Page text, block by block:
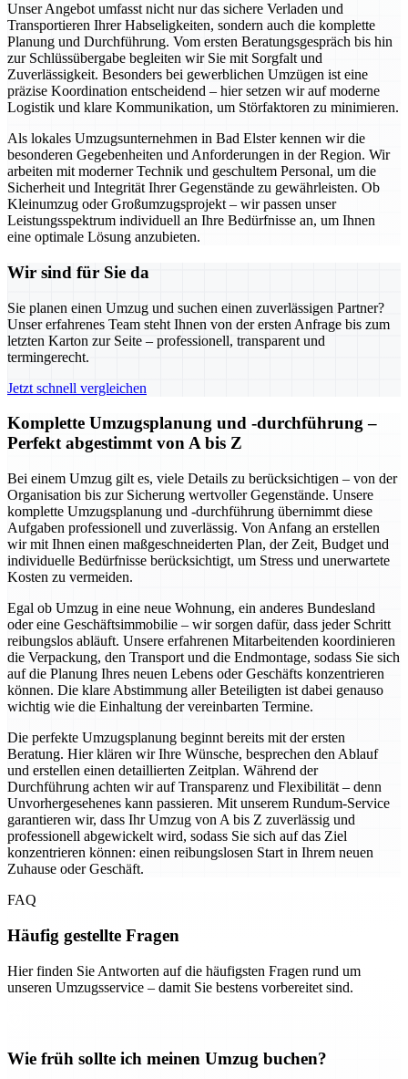
Unser Angebot umfasst nicht nur das sichere Verladen und
Transportieren Ihrer Habseligkeiten, sondern auch die komplette
Planung und Durchführung. Vom ersten Beratungsgespräch bis hin
zur Schlüssübergabe begleiten wir Sie mit Sorgfalt und
Zuverlässigkeit. Besonders bei gewerblichen Umzügen ist eine
präzise Koordination entscheidend – hier setzen wir auf moderne
Logistik und klare Kommunikation, um Störfaktoren zu minimieren.
Als lokales Umzugsunternehmen in Bad Elster kennen wir die
besonderen Gegebenheiten und Anforderungen in der Region. Wir
arbeiten mit moderner Technik und geschultem Personal, um die
Sicherheit und Integrität Ihrer Gegenstände zu gewährleisten. Ob
Kleinumzug oder Großumzugsprojekt – wir passen unser
Leistungsspektrum individuell an Ihre Bedürfnisse an, um Ihnen
eine optimale Lösung anzubieten.
Wir sind für Sie da
Sie planen einen Umzug und suchen einen zuverlässigen Partner?
Unser erfahrenes Team steht Ihnen von der ersten Anfrage bis zum
letzten Karton zur Seite – professionell, transparent und
termingerecht.
Jetzt schnell vergleichen
Komplette Umzugsplanung und -durchführung –
Perfekt abgestimmt von A bis Z
Bei einem Umzug gilt es, viele Details zu berücksichtigen – von der
Organisation bis zur Sicherung wertvoller Gegenstände. Unsere
komplette Umzugsplanung und -durchführung übernimmt diese
Aufgaben professionell und zuverlässig. Von Anfang an erstellen
wir mit Ihnen einen maßgeschneiderten Plan, der Zeit, Budget und
individuelle Bedürfnisse berücksichtigt, um Stress und unerwartete
Kosten zu vermeiden.
Egal ob Umzug in eine neue Wohnung, ein anderes Bundesland
oder eine Geschäftsimmobilie – wir sorgen dafür, dass jeder Schritt
reibungslos abläuft. Unsere erfahrenen Mitarbeitenden koordinieren
die Verpackung, den Transport und die Endmontage, sodass Sie sich
auf die Planung Ihres neuen Lebens oder Geschäfts konzentrieren
können. Die klare Abstimmung aller Beteiligten ist dabei genauso
wichtig wie die Einhaltung der vereinbarten Termine.
Die perfekte Umzugsplanung beginnt bereits mit der ersten
Beratung. Hier klären wir Ihre Wünsche, besprechen den Ablauf
und erstellen einen detaillierten Zeitplan. Während der
Durchführung achten wir auf Transparenz und Flexibilität – denn
Unvorhergesehenes kann passieren. Mit unserem Rundum-Service
garantieren wir, dass Ihr Umzug von A bis Z zuverlässig und
professionell abgewickelt wird, sodass Sie sich auf das Ziel
konzentrieren können: einen reibungslosen Start in Ihrem neuen
Zuhause oder Geschäft.
FAQ
Häufig gestellte Fragen
Hier finden Sie Antworten auf die häufigsten Fragen rund um
unseren Umzugsservice – damit Sie bestens vorbereitet sind.
Wie früh sollte ich meinen Umzug buchen?